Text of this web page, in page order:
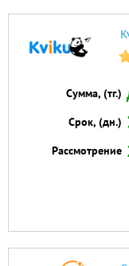
Сумма, (тг.)
Срок, (дн.)
Рассмотрение